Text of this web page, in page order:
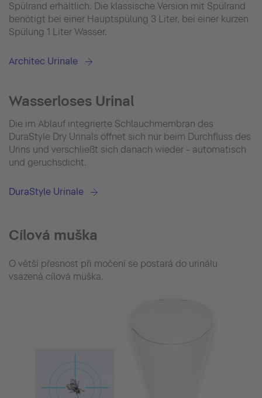
Spülrand erhältlich. Die klassische Version mit Spülrand
benötigt bei einer Hauptspülung 3 Liter, bei einer kurzen
Spülung 1 Liter Wasser.
Architec Urinale
Wasserloses Urinal
Die im Ablauf integrierte Schlauchmembran des
DuraStyle Dry Urinals öffnet sich nur beim Durchfluss des
Urins und verschließt sich danach wieder - automatisch
und geruchsdicht.
DuraStyle Urinale
Cílová muška
O větší přesnost při močení se postará do urinálu
vsazená cílová muška.